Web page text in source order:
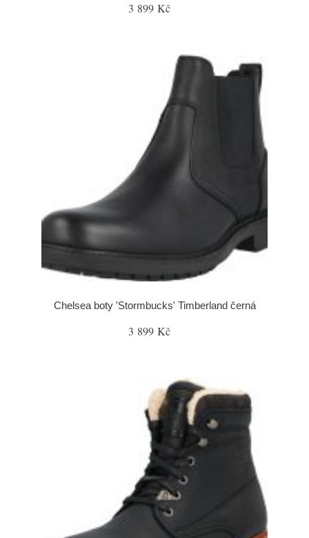
3 899 Kč
Chelsea boty 'Stormbucks' Timberland černá
3 899 Kč